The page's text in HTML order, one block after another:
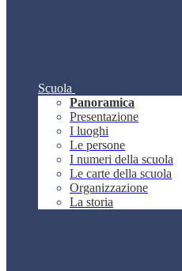
Scuola
Panoramica
Presentazione
I luoghi
Le persone
I numeri della scuola
Le carte della scuola
Organizzazione
La storia